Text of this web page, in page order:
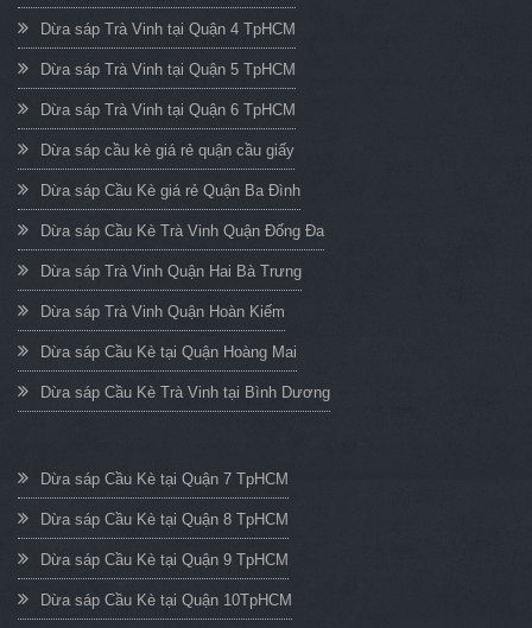
Dừa sáp Trà Vinh tại Quận 4 TpHCM
Dừa sáp Trà Vinh tại Quận 5 TpHCM
Dừa sáp Trà Vinh tại Quận 6 TpHCM
Dừa sáp cầu kè giá rẻ quận cầu giấy
Dừa sáp Cầu Kè giá rẻ Quận Ba Đình
Dừa sáp Cầu Kè Trà Vinh Quận Đống Đa
Dừa sáp Trà Vinh Quận Hai Bà Trưng
Dừa sáp Trà Vinh Quận Hoàn Kiếm
Dừa sáp Cầu Kè tại Quận Hoàng Mai
Dừa sáp Cầu Kè Trà Vinh tại Bình Dương
Dừa sáp Cầu Kè tại Quận 7 TpHCM
Dừa sáp Cầu Kè tại Quận 8 TpHCM
Dừa sáp Cầu Kè tại Quận 9 TpHCM
Dừa sáp Cầu Kè tại Quận 10TpHCM